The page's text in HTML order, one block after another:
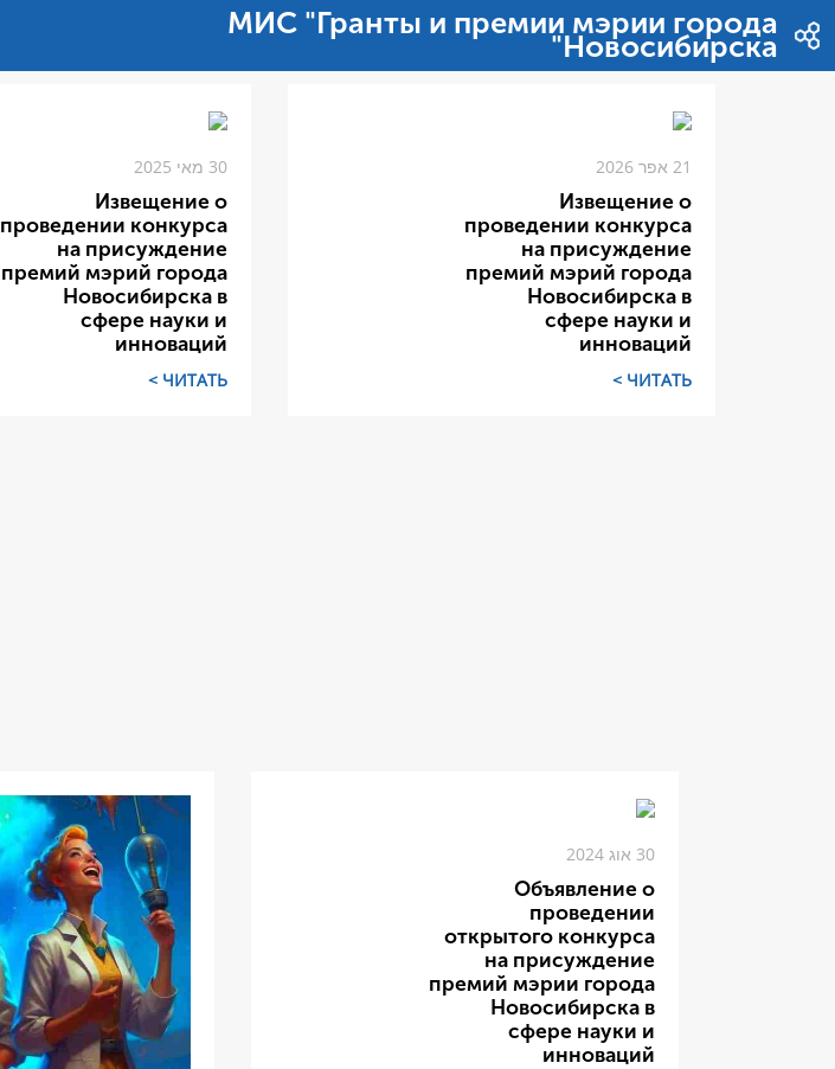
МИС "Гранты и премии мэрии города
Новосибирска"
21 אפר 2026
Извещение о
проведении конкурса
на присуждение
премий мэрий города
Новосибирска в
сфере науки и
инноваций
ЧИТАТЬ >
30 מאי 2025
Извещение о
проведении конкурса
на присуждение
премий мэрий города
Новосибирска в
сфере науки и
инноваций
ЧИТАТЬ >
30 אוג 2024
Объявление о
проведении
открытого конкурса
на присуждение
премий мэрии города
Новосибирска в
сфере науки и
инноваций